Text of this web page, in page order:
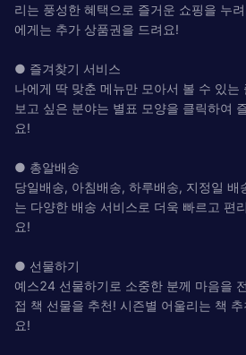
리는 풍성한 혜택으로 즐거운 쇼핑을 누
에게는 추가 상품권을 드려요!
● 즐겨찾기 서비스
나에게 딱 맞춘 메뉴만 모아서 볼 수 있는
보고 싶은 분야는 별표 모양을 클릭하여
요!
● 총알배송
당일배송, 아침배송, 하루배송, 지정일
는 다양한 배송 서비스로 더욱 빠르고 편
요!
● 선물하기
예스24 선물하기로 소중한 분께 마음을
접 책 선물을 추천! 시즌별 어울리는 책
요!